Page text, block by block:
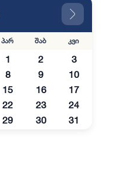
პარ შაბ კვი
1 2
3
8 9
10
15 16
17
22 23
24
29 30 31